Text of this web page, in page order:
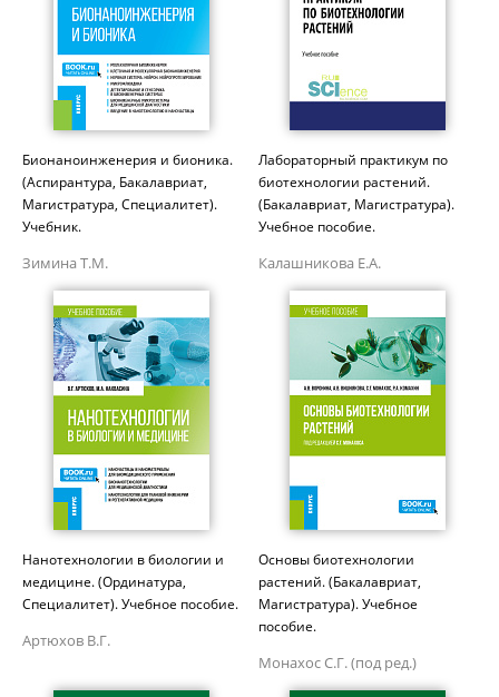
Бионаноинженерия и бионика.
(Аспирантура, Бакалавриат,
Магистратура, Специалитет).
Учебник.
Зимина Т.М.
Лабораторный практикум по
биотехнологии растений.
(Бакалавриат, Магистратура).
Учебное пособие.
Калашникова Е.А.
Нанотехнологии в биологии и
медицине. (Ординатура,
Специалитет). Учебное пособие.
Артюхов В.Г.
Основы биотехнологии
растений. (Бакалавриат,
Магистратура). Учебное
пособие.
Монахос С.Г. (под ред.)